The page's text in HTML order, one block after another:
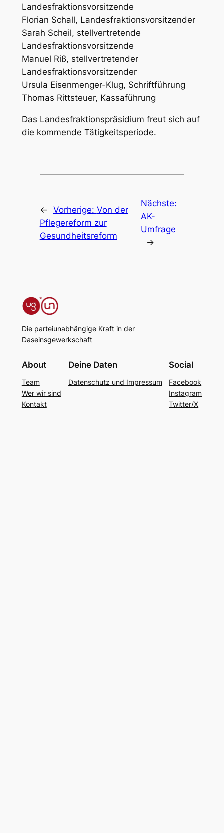
Landesfraktionsvorsitzende
Florian Schall, Landesfraktionsvorsitzender
Sarah Scheil, stellvertretende
Landesfraktionsvorsitzende
Manuel Riß, stellvertretender
Landesfraktionsvorsitzender
Ursula Eisenmenger-Klug, Schriftführung
Thomas Rittsteuer, Kassaführung
Das Landesfraktionspräsidium freut sich auf
die kommende Tätigkeitsperiode.
← Vorherige: Von der
Pflegereform zur
Gesundheitsreform
Nächste:
AK-
Umfrage
→
Die parteiunabhängige Kraft in der
Daseinsgewerkschaft
About
Team
Wer wir sind
Kontakt
Deine Daten
Datenschutz und Impressum
Social
Facebook
Instagram
Twitter/X